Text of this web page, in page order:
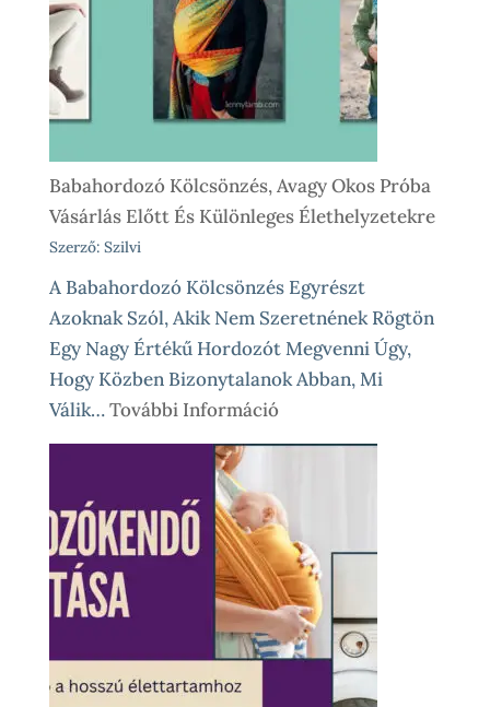
Működik
Nálunk
Babahordozó Kölcsönzés, Avagy Okos Próba
Vásárlás Előtt És Különleges Élethelyzetekre
Szerző: Szilvi
A Babahordozó Kölcsönzés Egyrészt
Azoknak Szól, Akik Nem Szeretnének Rögtön
Egy Nagy Értékű Hordozót Megvenni Úgy,
Hogy Közben Bizonytalanok Abban, Mi
Válik…További Információ:
Babahordozó
Avagy
Okos
Próba
Vásárlás
Előtt
És
Különleges